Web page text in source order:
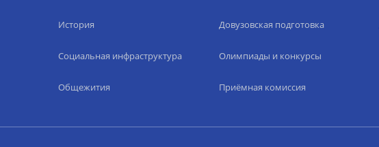
История
Социальная инфраструктура
Общежития
Довузовская подготовка
Олимпиады и конкурсы
Приёмная комиссия